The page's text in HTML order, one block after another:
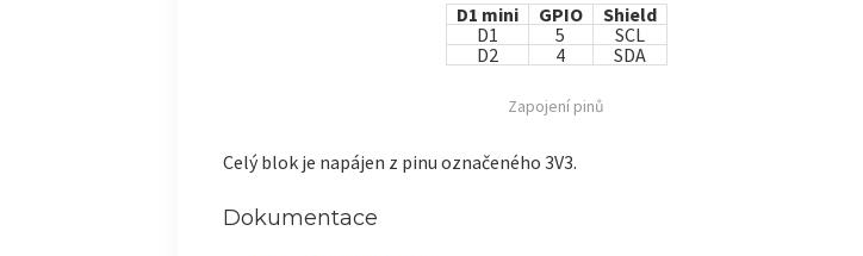
D1 mini GPIO
Shield
D1
5
SCL
D2
4 SDA
Zapojení pinů
Celý blok je napájen z pinu označeného 3V3.
Dokumentace